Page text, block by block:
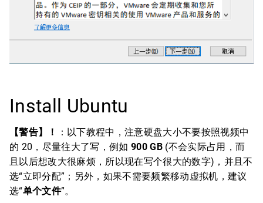
Install Ubuntu
【警告】！
：以下教程中，注意硬盘大小不要按照视频中
的 20，尽量往大了写，例如 900 GB(不会实际占用，而
且以后想改大很麻烦，所以现在写个很大的数字)，并且不
选“立即分配”；另外，如果不需要频繁移动虚拟机，建议
选“单个文件”。